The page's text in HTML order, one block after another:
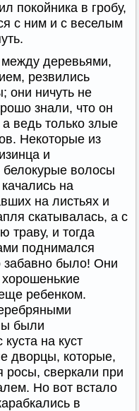
покойника в гробу,
с ним и с веселым
деревьями,
резвились
они ничуть не
знали, что он
ведь только злые
Некоторые из
и
волосы
на
на листьях и
скатывалась, а с
траву, и тогда
поднимался
забавно было! Они
ребенком.
были
на куст
дворцы, которые,
росы, сверкали при
Но вот встало
в